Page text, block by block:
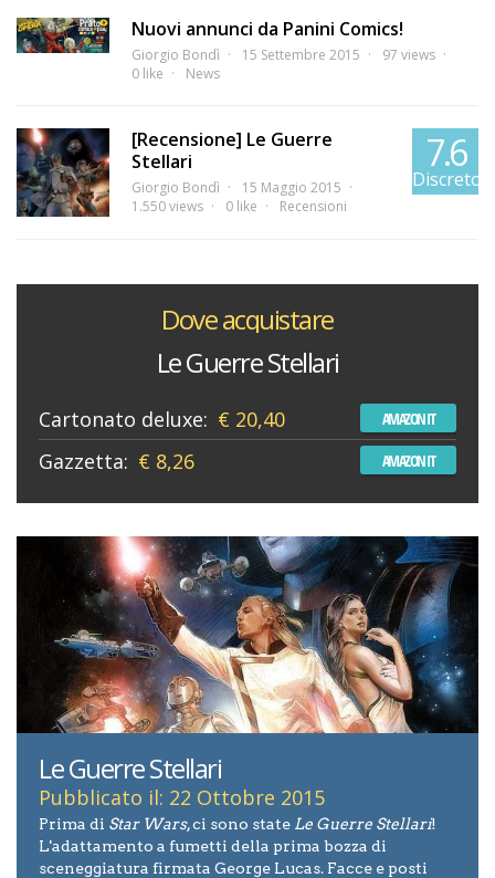
Nuovi annunci da Panini Comics!
Giorgio Bondì 15 Settembre 2015
97 views
0 like
News
[Recensione] Le Guerre
Stellari
Giorgio Bondì
15 Maggio 2015
1.550 views
0 like Recensioni
7.6
Discreto
Dove acquistare
Le Guerre Stellari
Cartonato deluxe: € 20,40 AMAZON IT
Gazzetta: € 8,26 AMAZON IT
Le Guerre Stellari
Pubblicato il: 22 Ottobre 2015
Prima di Star Wars, ci sono state Le Guerre Stellari!
L'adattamento a fumetti della prima bozza di
sceneggiatura firmata George Lucas. Facce e posti